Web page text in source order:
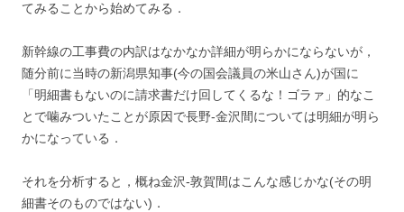
てみることから始めてみる．
新幹線の工事費の内訳はなかなか詳細が明らかにならないが，
随分前に当時の新潟県知事(今の国会議員の米山さん)が国に
「明細書もないのに請求書だけ回してくるな！ゴラァ」的なこ
とで噛みついたことが原因で長野-金沢間については明細が明ら
かになっている．
それを分析すると，概ね金沢-敦賀間はこんな感じかな(その明
細書そのものではない)．